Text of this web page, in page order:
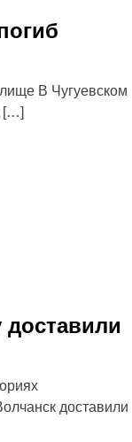
В Чугуевском
[…]
доставили